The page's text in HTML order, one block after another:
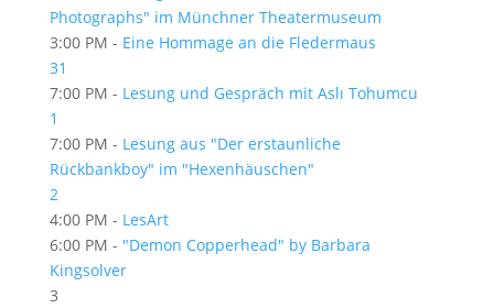
Photographs" im Münchner Theatermuseum
3:00 PM - Eine Hommage an die Fledermaus
31
7:00 PM - Lesung und Gespräch mit Aslı Tohumcu
1
7:00 PM - Lesung aus "Der erstaunliche
Rückbankboy" im "Hexenhäuschen"
2
4:00 PM - LesArt
6:00 PM - "Demon Copperhead" by Barbara
Kingsolver
3